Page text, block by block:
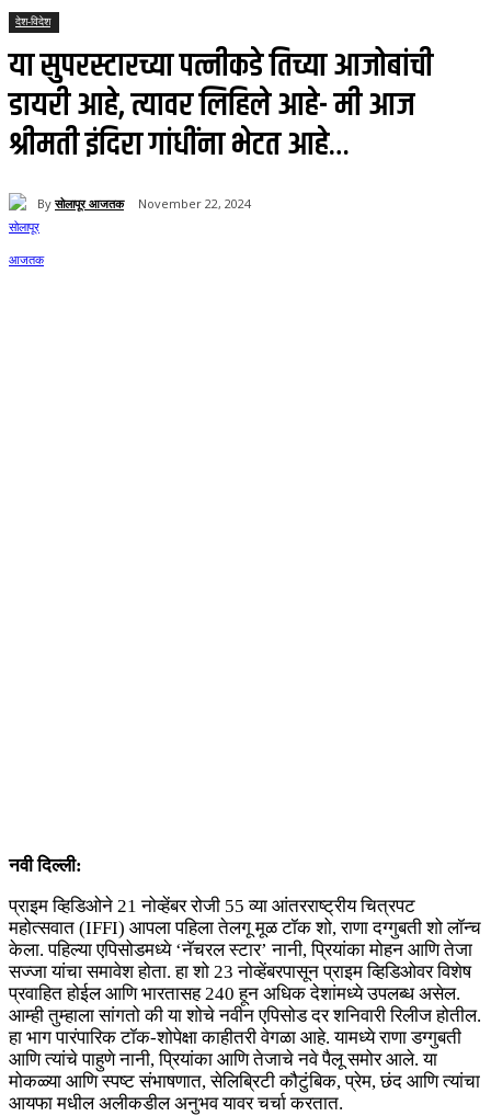
देश-विदेश
या सुपरस्टारच्या पत्नीकडे तिच्या आजोबांची
डायरी आहे, त्यावर लिहिले आहे- मी आज
श्रीमती इंदिरा गांधींना भेटत आहे…
By सोलापूर आजतक November 22, 2024
नवी दिल्ली:
प्राइम व्हिडिओने 21 नोव्हेंबर रोजी 55 व्या आंतरराष्ट्रीय चित्रपट
महोत्सवात (IFFI) आपला पहिला तेलगू मूळ टॉक शो, राणा दग्गुबती शो लॉन्च
केला. पहिल्या एपिसोडमध्ये ‘नॅचरल स्टार’ नानी, प्रियांका मोहन आणि तेजा
सज्जा यांचा समावेश होता. हा शो 23 नोव्हेंबरपासून प्राइम व्हिडिओवर विशेष
प्रवाहित होईल आणि भारतासह 240 हून अधिक देशांमध्ये उपलब्ध असेल.
आम्ही तुम्हाला सांगतो की या शोचे नवीन एपिसोड दर शनिवारी रिलीज होतील.
हा भाग पारंपारिक टॉक-शोपेक्षा काहीतरी वेगळा आहे. यामध्ये राणा डग्गुबती
आणि त्यांचे पाहुणे नानी, प्रियांका आणि तेजाचे नवे पैलू समोर आले. या
मोकळ्या आणि स्पष्ट संभाषणात, सेलिब्रिटी कौटुंबिक, प्रेम, छंद आणि त्यांचा
आयफा मधील अलीकडील अनुभव यावर चर्चा करतात.